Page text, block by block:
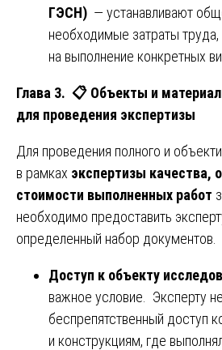
ГЭСН) — устанавливают
необходимые затраты
на выполнение конкретных
Глава 3. 📋 Объекты и
для проведения экспертизы
Для проведения полного и
в рамках экспертизы качества,
стоимости выполненных работ
необходимо предоставить
определенный набор документов.
Доступ к объекту
важное условие. Эксперту
беспрепятственный доступ
и конструкциям, где